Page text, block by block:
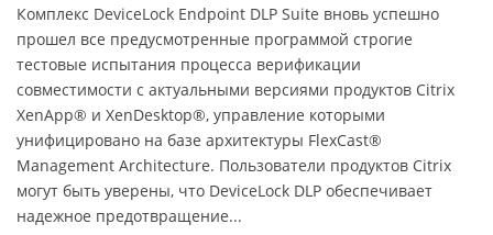
Комплекс DeviceLock Endpoint DLP Suite вновь успешно
прошел все предусмотренные программой строгие
тестовые испытания процесса верификации
совместимости с актуальными версиями продуктов Citrix
XenApp® и XenDesktop®, управление которыми
унифицировано на базе архитектуры FlexCast®
Management Architecture. Пользователи продуктов Citrix
могут быть уверены, что DeviceLock DLP обеспечивает
надежное предотвращение...